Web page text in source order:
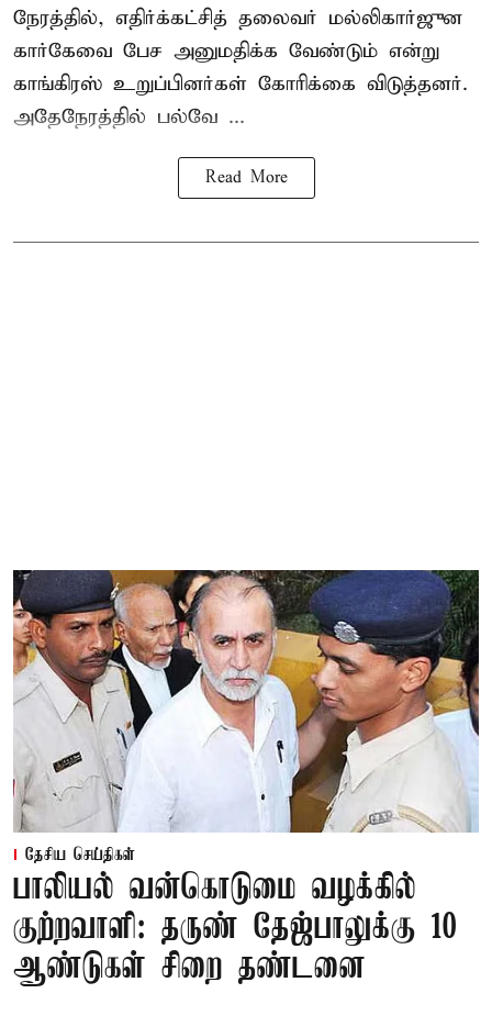
நேரத்தில், எதிர்க்கட்சித் தலைவர் மல்லிகார்ஜுன
கார்கேவை பேச அனுமதிக்க வேண்டும் என்று
காங்கிரஸ் உறுப்பினர்கள் கோரிக்கை விடுத்தனர்.
அதேநேரத்தில் பல்வே ...
Read More
தேசிய செய்திகள்
பாலியல் வன்கொடுமை வழக்கில்
குற்றவாளி: தருண் தேஜ்பாலுக்கு 10
ஆண்டுகள் சிறை தண்டனை